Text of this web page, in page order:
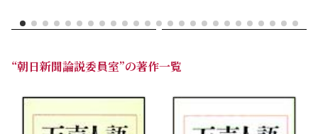
“朝日新聞論説委員室”の著作一覧